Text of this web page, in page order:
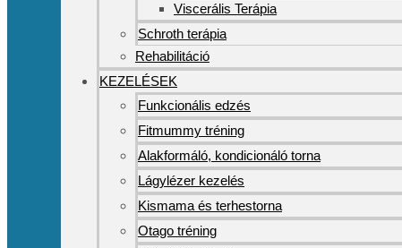
Viscerális Terápia
Schroth terápia
Rehabilitáció
KEZELÉSEK
Funkcionális edzés
Fitmummy tréning
Alakformáló, kondicionáló torna
Lágylézer kezelés
Kismama és terhestorna
Otago tréning